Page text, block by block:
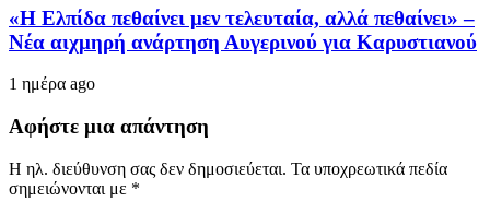
«Η Ελπίδα πεθαίνει μεν τελευταία, αλλά πεθαίνει» –
Νέα αιχμηρή ανάρτηση Αυγερινού για Καρυστιανού
1 ημέρα ago
Αφήστε μια απάντηση
Η ηλ. διεύθυνση σας δεν δημοσιεύεται. Τα υποχρεωτικά πεδία
σημειώνονται με *